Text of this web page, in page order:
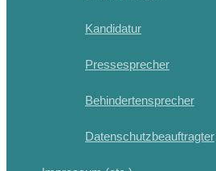
Kandidatur
Pressesprecher
Behindertensprecher
Datenschutzbeauftragter